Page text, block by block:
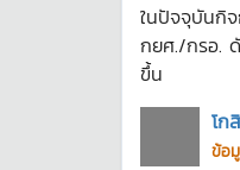
ในปัจจุบันกิ
กยศ./กรอ.
ขึ้น
โก
ข้อ